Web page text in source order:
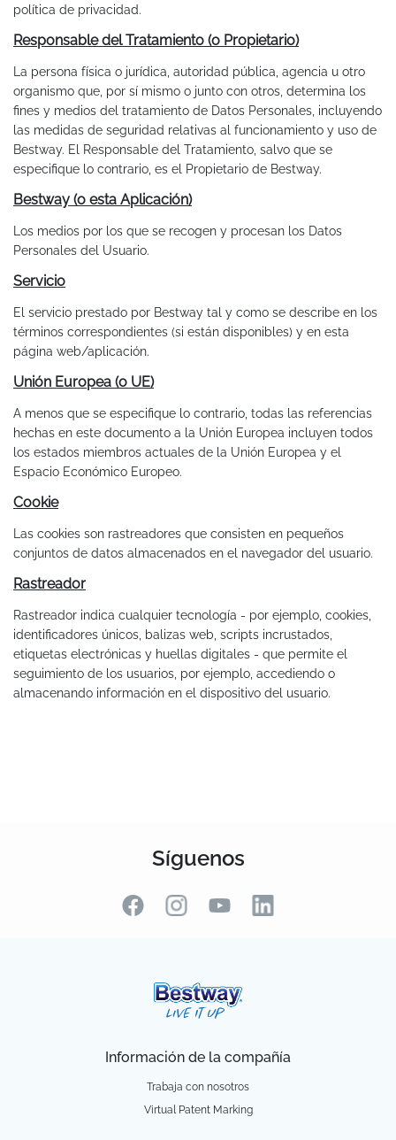
política de privacidad.
Responsable del Tratamiento (o Propietario)
La persona física o jurídica, autoridad pública, agencia u otro
organismo que, por sí mismo o junto con otros, determina los
fines y medios del tratamiento de Datos Personales, incluyendo
las medidas de seguridad relativas al funcionamiento y uso de
Bestway. El Responsable del Tratamiento, salvo que se
especifique lo contrario, es el Propietario de Bestway.
Bestway (o esta Aplicación)
Los medios por los que se recogen y procesan los Datos
Personales del Usuario.
Servicio
El servicio prestado por Bestway tal y como se describe en los
términos correspondientes (si están disponibles) y en esta
página web/aplicación.
Unión Europea (o UE)
A menos que se especifique lo contrario, todas las referencias
hechas en este documento a la Unión Europea incluyen todos
los estados miembros actuales de la Unión Europea y el
Espacio Económico Europeo.
Cookie
Las cookies son rastreadores que consisten en pequeños
conjuntos de datos almacenados en el navegador del usuario.
Rastreador
Rastreador indica cualquier tecnología - por ejemplo, cookies,
identificadores únicos, balizas web, scripts incrustados,
etiquetas electrónicas y huellas digitales - que permite el
seguimiento de los usuarios, por ejemplo, accediendo o
almacenando información en el dispositivo del usuario.
Síguenos
Información de la compañía
Trabaja con nosotros
Virtual Patent Marking